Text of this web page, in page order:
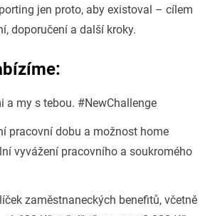
jen proto, aby existoval – cílem
doporučení a další kroky.
a my s tebou. #NewChallenge
pracovní dobu a možnost home
vyvážení pracovního a soukromého
zaměstnaneckých benefitů, včetně